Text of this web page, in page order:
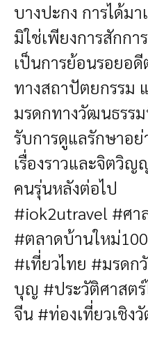
บางปะกง การได้ม
มิใช่เพียงการสักก
เป็นการย้อนรอยอ
ทางสถาปัตยกรรม
มรดกทางวัฒนธรร
รับการดูแลรักษาอย่
เรื่องราวและจิตวิ
คนรุ่นหลังต่อไป
#iok2utravel #ศา
#ตลาดบ้านใหม่
#เที่ยวไทย #มรดก
บุญ #ประวัติศาสต
จีน #ท่องเที่ยวเชิง